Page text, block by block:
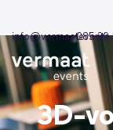
085 30
3D-